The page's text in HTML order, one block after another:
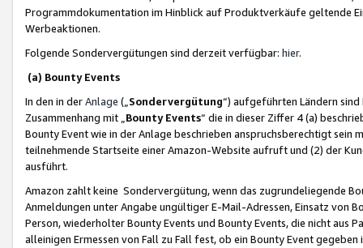
Programmdokumentation im Hinblick auf Produktverkäufe geltende
Werbeaktionen.
Folgende Sondervergütungen sind derzeit verfügbar: hier.
(a) Bounty Events
In den in derAnlage („ Sondervergütung“) aufgeführten Ländern
Zusammenhang mit „ Bounty Events“ die in dieser Ziffer 4 (a)
Bounty Event wie in der Anlage beschrieben anspruchsberechtigt sein
teilnehmende Startseite einer Amazon-Website aufruft und (2) der
ausführt.
Amazon zahlt keine Sondervergütung, wenn das zugrundeliegende
Anmeldungen unter Angabe ungültiger E-Mail-Adressen, Einsatz von
Person, wiederholter Bounty Events und Bounty Events, die nicht
alleinigen Ermessen von Fall zu Fall fest, ob ein Bounty Event